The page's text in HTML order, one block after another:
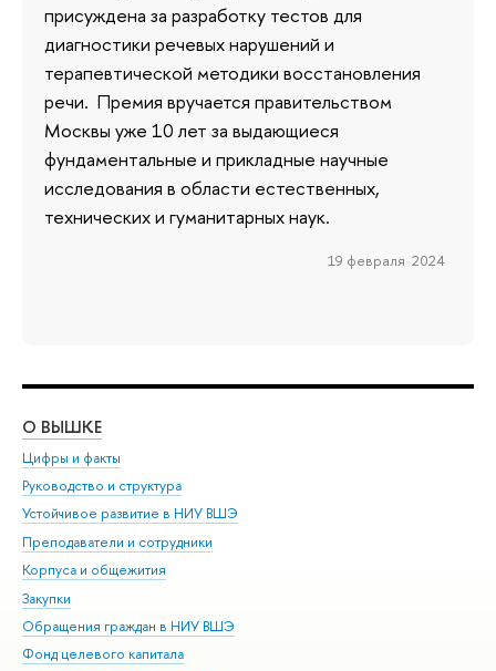
присуждена за разработку тестов для
диагностики речевых нарушений и
терапевтической методики восстановления
речи. Премия вручается правительством
Москвы уже 10 лет за выдающиеся
фундаментальные и прикладные научные
исследования в области естественных,
технических и гуманитарных наук.
19 февраля 2024
О ВЫШКЕ
Цифры и факты
Руководство и структура
Устойчивое развитие в НИУ ВШЭ
Преподаватели и сотрудники
Корпуса и общежития
Закупки
Обращения граждан в НИУ ВШЭ
Фонд целевого капитала